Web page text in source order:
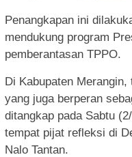
Penangkapan ini
mendukung program
pemberantasan TPPO.
Di Kabupaten
yang juga berperan
ditangkap pada Sabtu
tempat pijat refleksi di
Nalo Tantan.